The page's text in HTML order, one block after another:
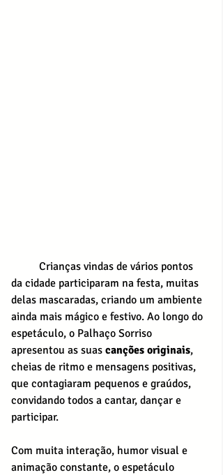
da cidade participaram na festa, muitas
delas mascaradas, criando um ambiente
ainda mais mágico e festivo. Ao longo do
espetáculo, o Palhaço Sorriso
apresentou as suas canções originais,
cheias de ritmo e mensagens positivas,
que contagiaram pequenos e graúdos,
convidando todos a cantar, dançar e
participar.
Com muita interação, humor visual e
animação constante, o espetáculo